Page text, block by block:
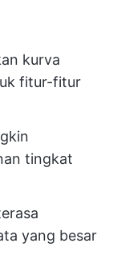
kurva
fitur-fitur
tingkat
yang besar